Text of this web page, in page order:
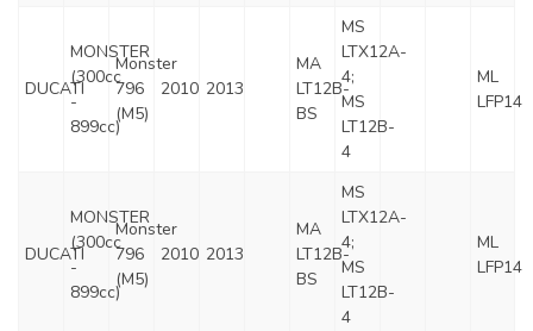
DUCATI
MONSTER
(300cc
-
899cc)
Monster
796
(M5)
2010 2013
MA
LT12B-
BS
MS
LTX12A-
4;
MS
LT12B-
4
ML
LFP14
DUCATI
MONSTER
(300cc
-
899cc)
Monster
796
(M5)
2010 2013
MA
LT12B-
BS
MS
LTX12A-
4;
MS
LT12B-
4
ML
LFP14